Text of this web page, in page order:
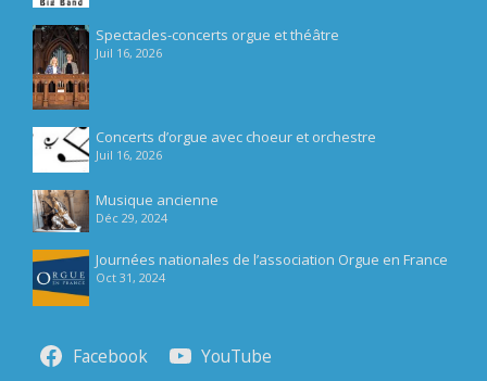
Spectacles-concerts orgue et théâtre
Juil 16, 2026
Concerts d’orgue avec choeur et orchestre
Juil 16, 2026
Musique ancienne
Déc 29, 2024
Journées nationales de l’association Orgue en France
Oct 31, 2024
Facebook YouTube